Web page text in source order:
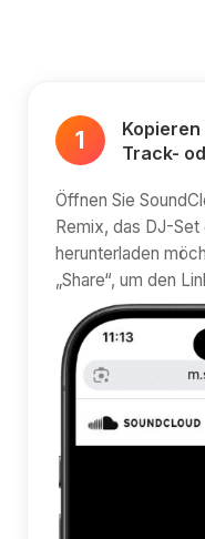
1
Kopieren
Track-
Öffnen Sie
Remix, das DJ-Set
herunterladen
„Share“, um den